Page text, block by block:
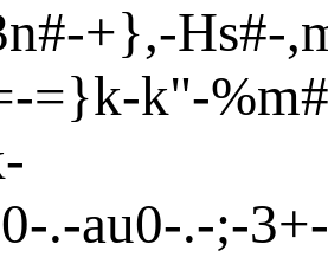
#-+},-Hs#-
-=}k-k"-%m#
0-.-au0-.-;-3+-